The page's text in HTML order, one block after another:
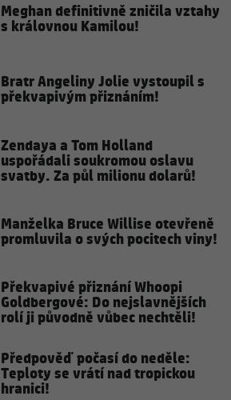
Meghan definitivně zničila vztahy
s královnou Kamilou!
Bratr Angeliny Jolie vystoupil s
překvapivým přiznáním!
Zendaya a Tom Holland
uspořádali soukromou oslavu
svatby. Za půl milionu dolarů!
Manželka Bruce Willise otevřeně
promluvila o svých pocitech viny!
Překvapivé přiznání Whoopi
Goldbergové: Do nejslavnějších
rolí ji původně vůbec nechtěli!
Předpověď počasí do neděle:
Teploty se vrátí nad tropickou
hranici!